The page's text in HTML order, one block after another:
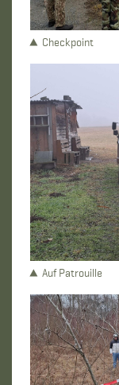
Checkpoint
Auf Patrouille